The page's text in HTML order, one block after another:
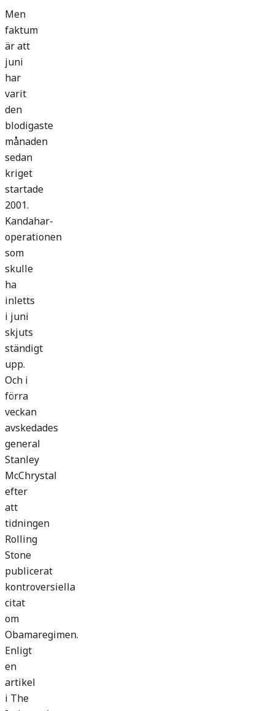
Men
faktum
är att
juni
har
varit
den
blodigaste
månaden
sedan
kriget
startade
2001.
Kandahar-
operationen
som
skulle
ha
inletts
i juni
skjuts
ständigt
upp.
Och i
förra
veckan
avskedades
general
Stanley
McChrystal
efter
att
tidningen
Rolling
Stone
publicerat
kontroversiella
citat
om
Obamaregimen.
Enligt
en
artikel
i The